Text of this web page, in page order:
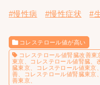
#慢性病 #慢性症状 #
コレステロール値が高い
コレステロール値腎臓改善東
東京、コレステロール値腎臓、
臓東京、コレステロール値東京
善、コレステロール値腎臓東京
善東京、